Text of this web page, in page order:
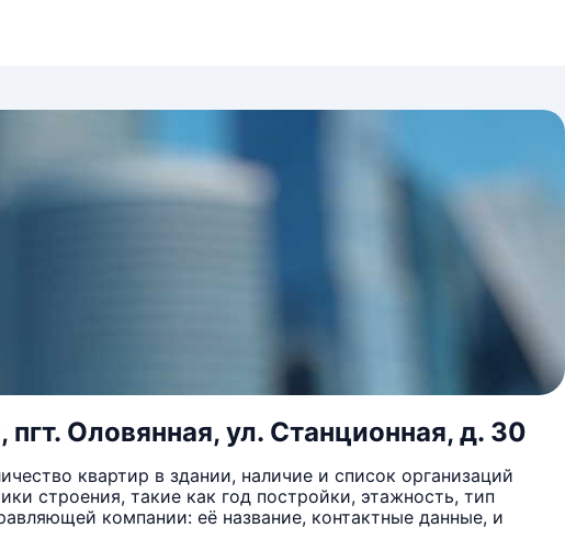
Оловянная, ул. Станционная, д. 30
квартир в здании, наличие и список организаций
строения, такие как год постройки, этажность, тип
компании: её название, контактные данные, и